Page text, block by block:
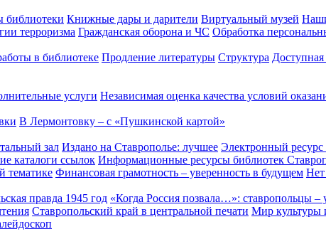
библиотеки Книжные дары и дарители Виртуальный музей
терроризма Гражданская оборона и ЧС Обработка
в библиотеке Продление литературы Структура Доступная
услуги Независимая оценка качества условий
В Лермонтовку – с «Пушкинской картой»
зал Издано на Ставрополье: лучшее Электронный
каталоги ссылок Информационные ресурсы библиотек
тематике Финансовая грамотность – уверенность в будущем Нет
правда 1945 год «Когда Россия позвала…»: ставропольцы
Ставропольский край в центральной печати Мир культуры